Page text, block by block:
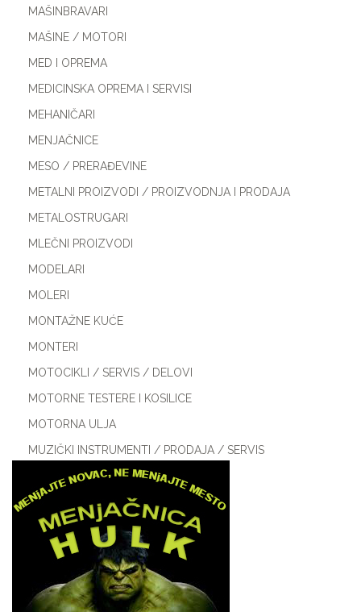
MAŠINBRAVARI
MAŠINE / MOTORI
MED I OPREMA
MEDICINSKA OPREMA I SERVISI
MEHANIČARI
MENJAČNICE
MESO / PRERAĐEVINE
METALNI PROIZVODI / PROIZVODNJA I PRODAJA
METALOSTRUGARI
MLEČNI PROIZVODI
MODELARI
MOLERI
MONTAŽNE KUĆE
MONTERI
MOTOCIKLI / SERVIS / DELOVI
MOTORNE TESTERE I KOSILICE
MOTORNA ULJA
MUZIČKI INSTRUMENTI / PRODAJA / SERVIS